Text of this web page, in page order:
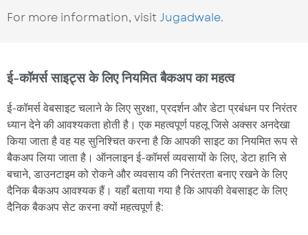
For more information, visitJugadwale.
ई-कॉमर्स साइट्स के लिए नियमित बैकअप का महत्व
ई-कॉमर्स वेबसाइट चलाने के लिए सुरक्षा, प्रदर्शन और डेटा प्रबंधन पर निरंतर
ध्यान देने की आवश्यकता होती है। एक महत्वपूर्ण पहलू जिसे अक्सर अनदेखा
किया जाता है वह यह सुनिश्चित करना है कि आपकी साइट का नियमित रूप से
बैकअप लिया जाता है। ऑनलाइन ई-कॉमर्स व्यवसायों के लिए, डेटा हानि से
बचाने, डाउनटाइम को रोकने और व्यवसाय की निरंतरता बनाए रखने के लिए
दैनिक बैकअप आवश्यक हैं। यहाँ बताया गया है कि आपकी वेबसाइट के लिए
दैनिक बैकअप सेट करना क्यों महत्वपूर्ण है: